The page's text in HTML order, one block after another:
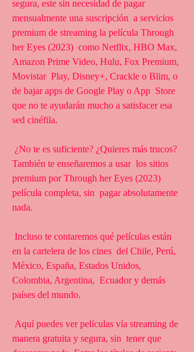
segura, este sin necesidad de pagar
mensualmente una suscripción  a servicios
premium de streaming la película Through
her Eyes (2023)  como Netflix, HBO Max,
Amazon Prime Video, Hulu, Fox Premium,
Movistar  Play, Disney+, Crackle o Blim, o
de bajar apps de Google Play o App  Store
que no te ayudarán mucho a satisfacer esa
sed cinéfila.
También te enseñaremos a usar  los sitios
premium por Through her Eyes (2023)
película completa, sin  pagar absolutamente
nada.
en la cartelera de los cines  del Chile, Perú,
México, España, Estados Unidos,
Colombia, Argentina,  Ecuador y demás
países del mundo.
manera gratuita y segura, sin  tener que